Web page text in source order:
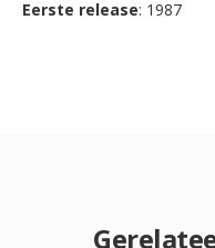
Eerste release: 1987